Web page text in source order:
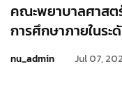
คณะพยาบาลศาสต
การศึกษาภายในร
nu_admin Jul 07,